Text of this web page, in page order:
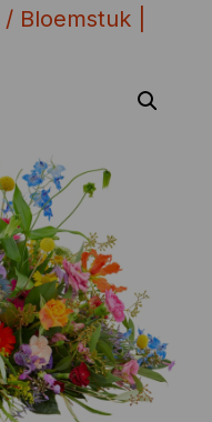
/ Bloemstuk |